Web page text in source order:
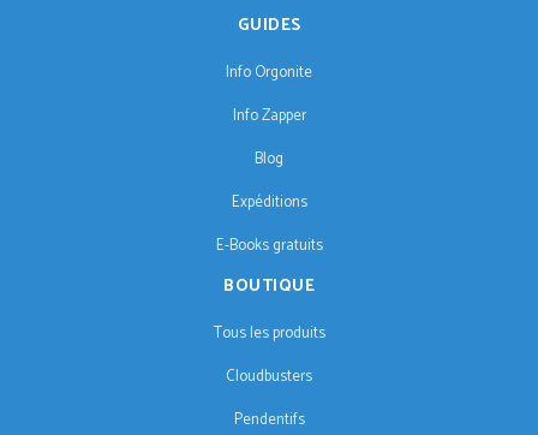
GUIDES
Info Orgonite
Info Zapper
Blog
Expéditions
E-Books gratuits
BOUTIQUE
Tous les produits
Cloudbusters
Pendentifs